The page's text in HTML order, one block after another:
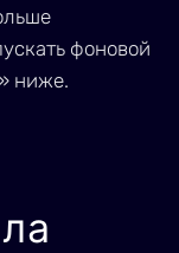
фоновой
ниже.